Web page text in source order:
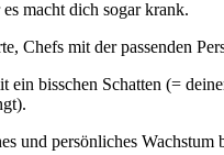
macht dich sogar krank.
Chefs mit der passenden
bisschen Schatten (=
und persönliches Wachstum